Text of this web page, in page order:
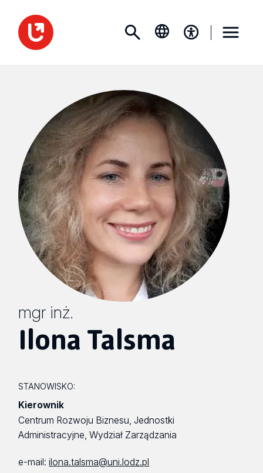
mgr inż.
Ilona Talsma
STANOWISKO:
Kierownik
Centrum Rozwoju Biznesu, Jednostki
Administracyjne, Wydział Zarządzania
e-mail:ilona.talsma@uni.lodz.pl